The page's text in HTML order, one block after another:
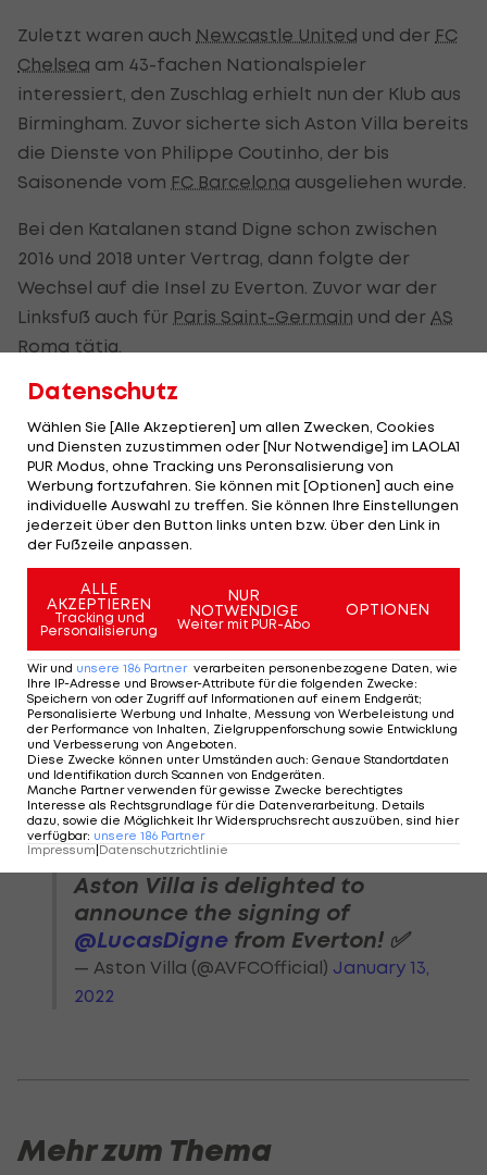
Zuletzt waren auch Newcastle United und der FC
Chelsea am 43-fachen Nationalspieler
interessiert, den Zuschlag erhielt nun der Klub aus
Birmingham. Zuvor sicherte sich Aston Villa bereits
die Dienste von Philippe Coutinho, der bis
Saisonende vom FC Barcelona ausgeliehen wurde.
Bei den Katalanen stand Digne schon zwischen
2016 und 2018 unter Vertrag, dann folgte der
Wechsel auf die Insel zu Everton. Zuvor war der
Linksfuß auch für Paris Saint-Germain und der AS
Roma tätig.
Villa-Coach Steven Gerrard freut sich über die
Ankunft des Franzosen: "Als Lucas verfügbar wurde,
haben wir die Gelegenheit ergriffen, ihn in den
Verein zu holen. Einen Spieler seiner Klasse und
Qualität im Januar-Fenster zu verpflichten, ist
eine großartige Ergänzung für unseren Kader und
seine Ankunft begeistert mich und alle, die mit
Aston Villa verbunden sind."
Aston Villa is delighted to
announce the signing of
@LucasDigne from Everton! ✅
— Aston Villa (@AVFCOfficial) January 13,
2022
Mehr zum Thema
Datenschutz
Wählen Sie [Alle Akzeptieren] um allen Zwecken, Cookies
und Diensten zuzustimmen oder [Nur Notwendige] im LAOLA1
PUR Modus, ohne Tracking uns Peronsalisierung von
Werbung fortzufahren. Sie können mit [Optionen] auch eine
individuelle Auswahl zu treffen. Sie können Ihre Einstellungen
jederzeit über den Button links unten bzw. über den Link in
der Fußzeile anpassen.
ALLE
AKZEPTIEREN
Tracking und
Personalisierung
NUR
NOTWENDIGE
Weiter mit PUR-Abo
OPTIONEN
Wir und unsere 186 Partner verarbeiten personenbezogene Daten, wie
Ihre IP-Adresse und Browser-Attribute für die folgenden Zwecke:
Speichern von oder Zugriff auf Informationen auf einem Endgerät;
Personalisierte Werbung und Inhalte, Messung von Werbeleistung und
der Performance von Inhalten, Zielgruppenforschung sowie Entwicklung
und Verbesserung von Angeboten
Diese Zwecke können unter Umständen auch: Genaue Standortdaten
und Identifikation durch Scannen von Endgeräten
Manche Partner verwenden für gewisse Zwecke berechtigtes
Interesse als Rechtsgrundlage für die Datenverarbeitung. Details
dazu, sowie die Möglichkeit Ihr Widerspruchsrecht auszuüben, sind hier
verfügbar: unsere 186 Partner
Impressum|Datenschutzrichtlinie